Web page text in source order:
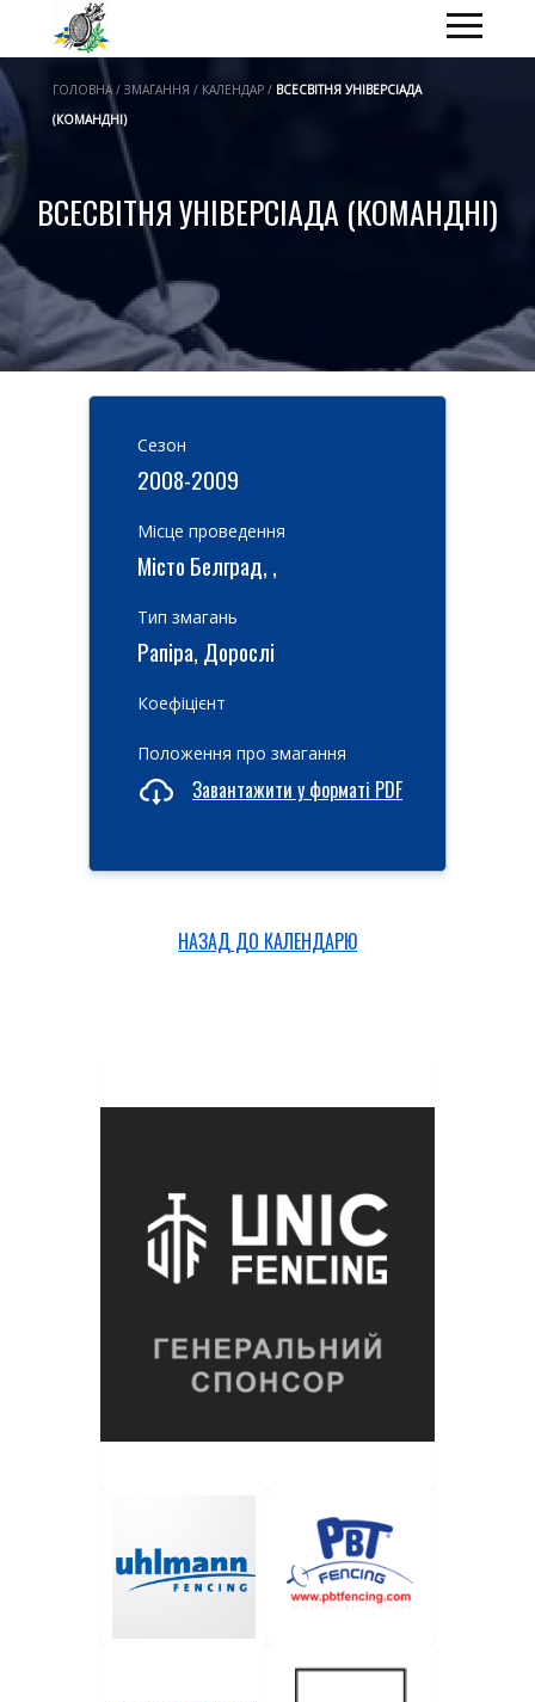
ГОЛОВНА / ЗМАГАННЯ / КАЛЕНДАР / ВСЕСВІТНЯ УНІВЕРСІАДА
(КОМАНДНІ)
ВСЕСВІТНЯ УНІВЕРСІАДА (КОМАНДНІ)
Cезон
2008-2009
Місце проведення
Місто Белград, ,
Тип змагань
Рапіра, Дорослі
Коефіцієнт
Положення про змагання
Завантажити у форматі PDF
НАЗАД ДО КАЛЕНДАРЮ